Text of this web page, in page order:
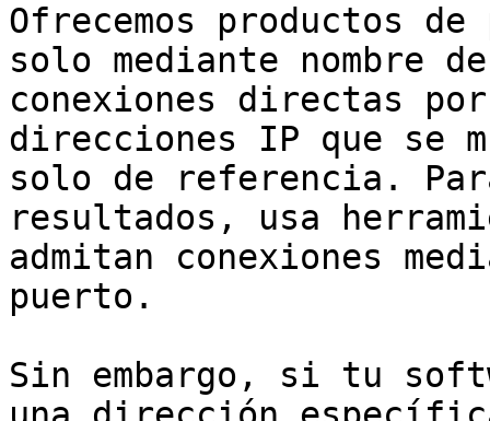
Ofrecemos productos
solo mediante nombre
conexiones directas
direcciones IP que se
solo de referencia.
resultados, usa
admitan conexiones
puerto.
Sin embargo, si tu